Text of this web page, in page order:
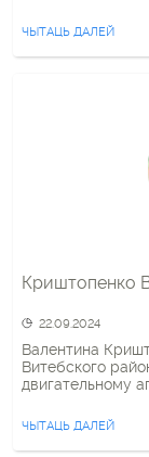
ЧЫТАЦЬ ДАЛЕЙ
Криштопенко
22.09.2024
Валентина
Витебского
двигательному
ЧЫТАЦЬ ДАЛЕЙ